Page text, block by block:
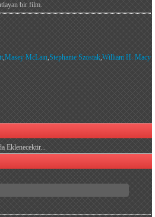
bir film.
,Masey McLain,Stephanie Szostak,William H. Macy
Eklenecektir...